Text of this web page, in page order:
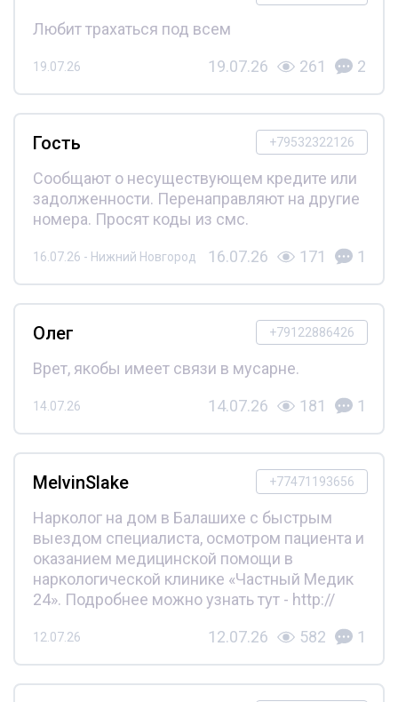
Любит трахаться под всем
19.07.26 19.07.26 261 2
+79532322126
Гость
Сообщают о несуществующем кредите или
задолженности. Перенаправляют на другие
номера. Просят коды из смс.
16.07.26 - Нижний Новгород 16.07.26 171 1
+79122886426
Олег
Врет, якобы имеет связи в мусарне.
14.07.26 14.07.26 181 1
+77471193656
MelvinSlake
Нарколог на дом в Балашихе с быстрым
выездом специалиста, осмотром пациента и
оказанием медицинской помощи в
наркологической клинике «Частный Медик
24». Подробнее можно узнать тут - http://
12.07.26 12.07.26 582 1